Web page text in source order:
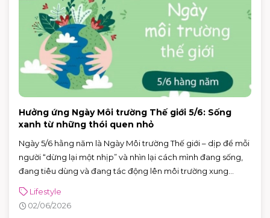
Hưởng ứng Ngày Môi trường Thế giới 5/6: Sống
xanh từ những thói quen nhỏ
Ngày 5/6 hằng năm là Ngày Môi trường Thế giới – dịp để mỗi
người “dừng lại một nhịp” và nhìn lại cách mình đang sống,
đang tiêu dùng và đang tác động lên môi trường xung
đến hành động vì khí hậu, với sự kiện toàn cầu được tổ chức
tại Azerbaijan.
Lifestyle
02/06/2026